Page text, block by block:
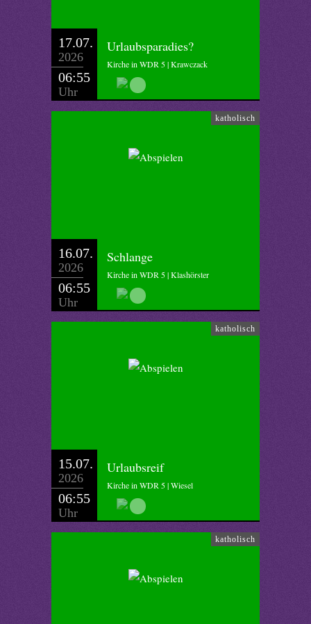
17.07.
2026
06:55
Uhr
Urlaubsparadies?
Kirche in WDR 5 | Krawczack
katholisch
16.07.
2026
06:55
Uhr
Schlange
Kirche in WDR 5 | Klashörster
katholisch
15.07.
2026
06:55
Uhr
Urlaubsreif
Kirche in WDR 5 | Wiesel
katholisch